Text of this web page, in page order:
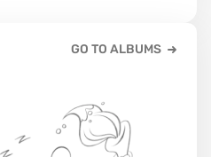
GO TO ALBUMS